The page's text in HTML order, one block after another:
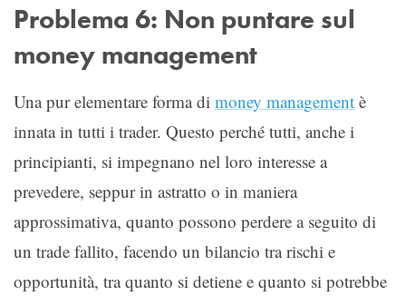
Problema 6: Non puntare sul
money management
Una pur elementare forma di money management è
innata in tutti i trader. Questo perché tutti, anche i
principianti, si impegnano nel loro interesse a
prevedere, seppur in astratto o in maniera
approssimativa, quanto possono perdere a seguito di
un trade fallito, facendo un bilancio tra rischi e
opportunità, tra quanto si detiene e quanto si potrebbe